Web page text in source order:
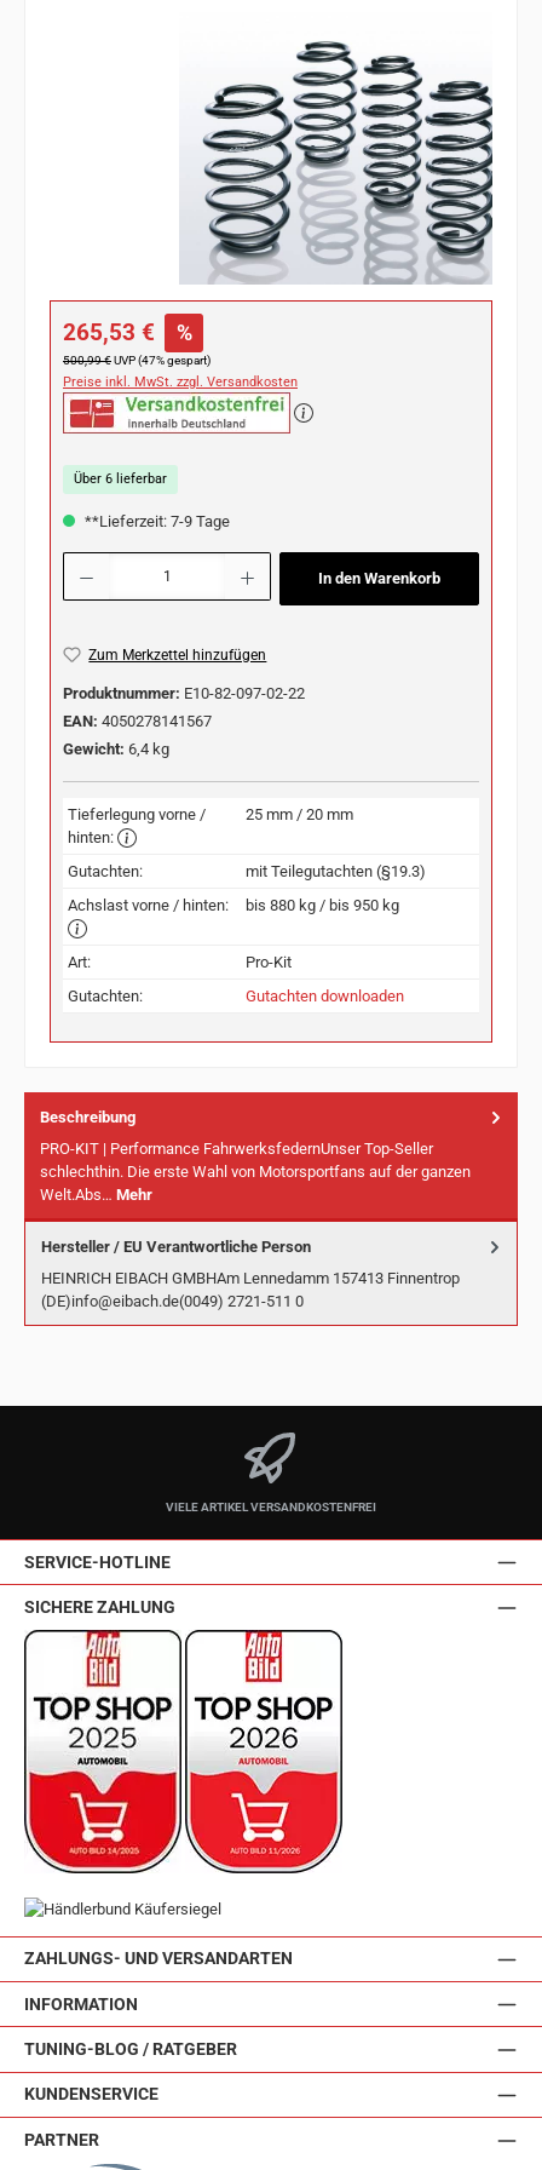
Verkaufspreis:
265,53 € %
Regulärer Preis:
500,99 €UVP (47% gespart)
Preise inkl. MwSt. zzgl. Versandkosten
Über 6 lieferbar
**Lieferzeit: 7-9 Tage
Produkt Anzahl: Gib den gewünschten Wert ein oder benutze die Schaltflächen
In den Warenkorb
Zum Merkzettel hinzufügen
Produktnummer: E10-82-097-02-22
EAN: 4050278141567
Gewicht: 6,4 kg
Tieferlegung vorne /
hinten:
25 mm / 20 mm
Gutachten:
mit Teilegutachten (§19.3)
Achslast vorne / hinten:
bis 880 kg / bis 950 kg
Art:
Pro-Kit
Gutachten:
Gutachten downloaden
Beschreibung
PRO-KIT | Performance FahrwerksfedernUnser Top-Seller
schlechthin. Die erste Wahl von Motorsportfans auf der ganzen
Welt.Abs… Mehr
Hersteller / EU Verantwortliche Person
HEINRICH EIBACH GMBHAm Lennedamm 157413 Finnentrop
(DE)info@eibach.de(0049) 2721-511 0
VIELE ARTIKEL VERSANDKOSTENFREI
SERVICE-HOTLINE
ZAHLUNGS- UND VERSANDARTEN
INFORMATION
TUNING-BLOG / RATGEBER
KUNDENSERVICE
SICHERE ZAHLUNG
PARTNER